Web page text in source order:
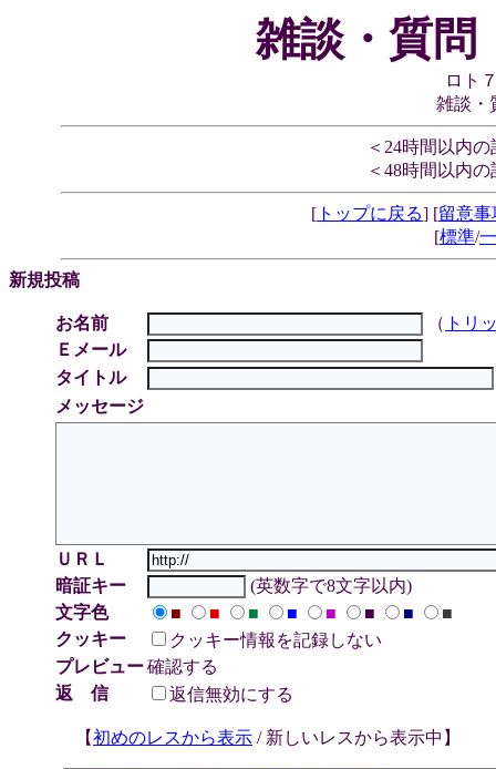
雑談・質問
ロト
雑談・
＜24時間以内
＜48時間以内
[ トップに戻る] [留意事
[標準/
新規投稿
お名前 （ トリ
Ｅメール
タイトル
メッセージ
ＵＲＬ
暗証キー
(英数字で8文字以内)
文字色
■ ■ ■ ■ ■ ■ ■
■
クッキー
クッキー情報を記録しない
プレビュー確認する
返 信
返信無効にする
【初めのレスから表示 / 新しいレスから表示中 】